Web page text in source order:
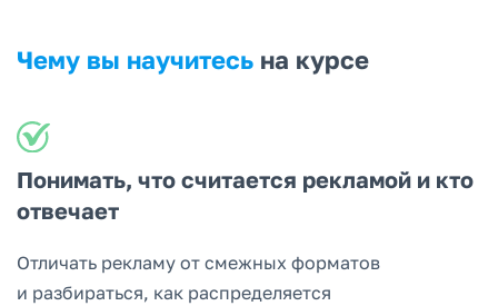
Чему вы научитесь на курсе
Понимать, что считается рекламой и кто
отвечает
Отличать рекламу от смежных форматов
и разбираться, как распределяется